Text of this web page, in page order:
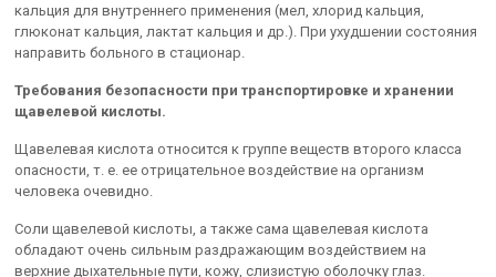
кальция для внутреннего применения (мел, хлорид кальция,
глюконат кальция, лактат кальция и др.). При ухудшении состояния
направить больного в стационар.
Требования безопасности при транспортировке и хранении
щавелевой кислоты.
Щавелевая кислота относится к группе веществ второго класса
опасности, т. е. ее отрицательное воздействие на организм
человека очевидно.
Соли щавелевой кислоты, а также сама щавелевая кислота
обладают очень сильным раздражающим воздействием на
верхние дыхательные пути, кожу, слизистую оболочку глаз.